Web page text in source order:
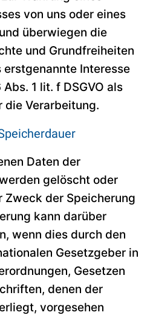
von uns oder eines
überwiegen die
und Grundfreiheiten
Interesse
1 lit. f DSGVO als
die Verarbeitung.
Daten der
gelöscht oder
Zweck der Speicherung
kann darüber
wenn dies durch den
Gesetzgeber in
Gesetzen
denen der
vorgesehen